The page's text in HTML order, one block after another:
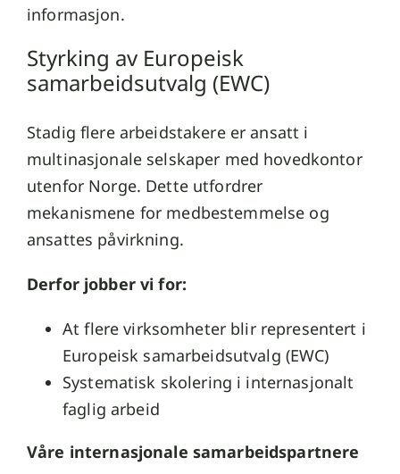
informasjon.
Styrking av Europeisk
samarbeidsutvalg (EWC)
Stadig flere arbeidstakere er ansatt i
multinasjonale selskaper med hovedkontor
utenfor Norge. Dette utfordrer
mekanismene for medbestemmelse og
ansattes påvirkning.
Derfor jobber vi for:
At flere virksomheter blir representert i
Europeisk samarbeidsutvalg (EWC)
Systematisk skolering i internasjonalt
faglig arbeid
Våre internasjonale samarbeidspartnere